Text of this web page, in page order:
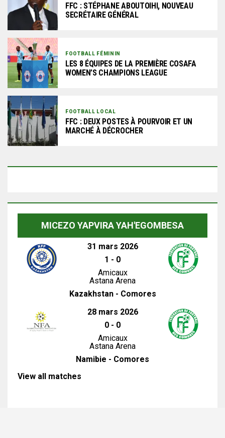
FFC : STÉPHANE ABOUTOIHI, NOUVEAU
SECRÉTAIRE GÉNÉRAL
FOOTBALL FÉMININ
LES 8 ÉQUIPES DE LA PREMIÈRE COSAFA
WOMEN’S CHAMPIONS LEAGUE
FOOTBALL LOCAL
FFC : DEUX POSTES À POURVOIR ET UN
MARCHÉ À DÉCROCHER
MICEZO YAPVIRA YAH'EGOMBESA
31 mars 2026
1 - 0
Amicaux
Astana Arena
Kazakhstan - Comores
28 mars 2026
0 - 0
Amicaux
Astana Arena
Namibie - Comores
View all matches